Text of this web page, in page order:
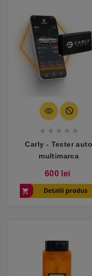
    
Carly - Tester auto
multimarca
600 lei